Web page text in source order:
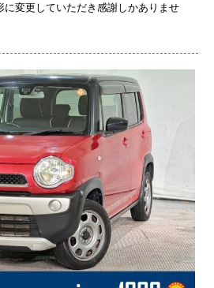
に変更していただき感謝しかありませ